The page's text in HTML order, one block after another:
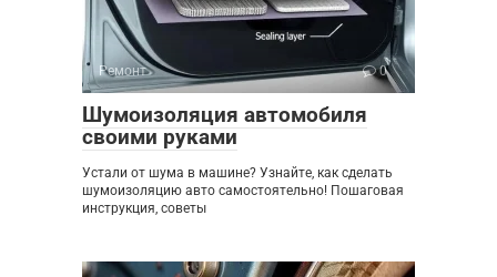
Ремонт 0
Шумоизоляция автомобиля
своими руками
Устали от шума в машине? Узнайте, как сделать
шумоизоляцию авто самостоятельно! Пошаговая
инструкция, советы